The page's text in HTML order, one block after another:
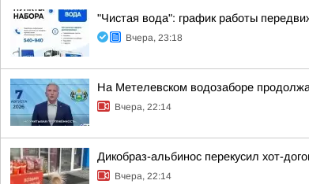
"Чистая вода": график работы
Вчера, 23:18
На Метелевском водозаборе
Вчера, 22:14
Дикобраз-альбинос перекусил хот-
Вчера, 22:14